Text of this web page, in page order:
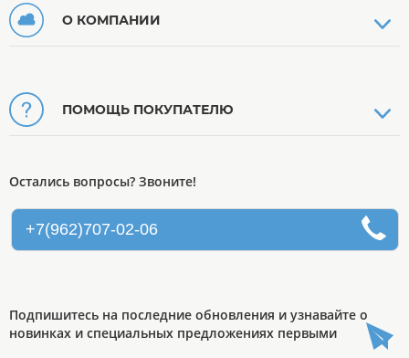
О КОМПАНИИ
ПОМОЩЬ ПОКУПАТЕЛЮ
Остались вопросы? Звоните!
+7(962)707-02-06
Подпишитесь на последние обновления и узнавайте о
новинках и специальных предложениях первыми